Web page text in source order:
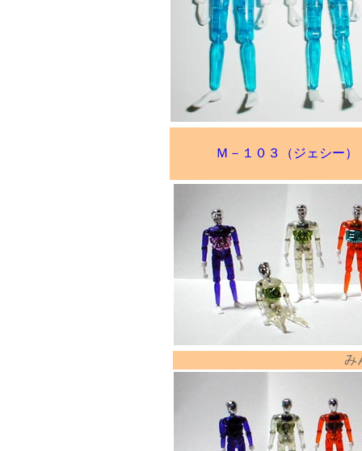
Ｍ－１０３（ジェシー）
み